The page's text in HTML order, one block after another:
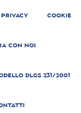
PRIVACY COOKIE
CON NOI
DLGS 231/2001